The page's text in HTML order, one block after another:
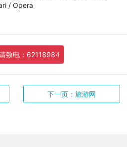
/ Opera
致电：62118984
下一页：旅游网